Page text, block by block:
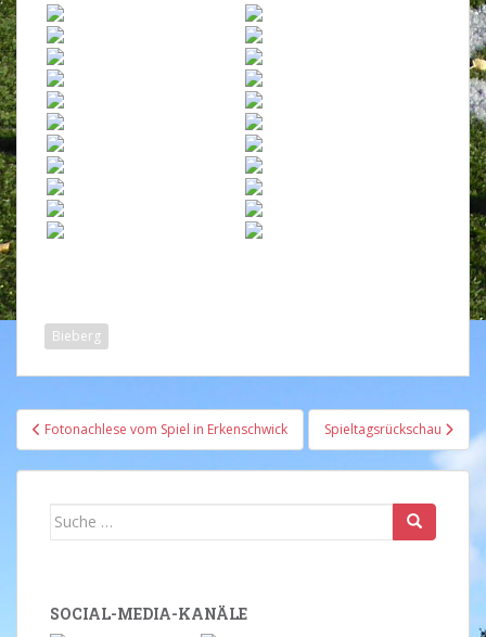
Bieberg
Beitragsnavigation
Fotonachlese vom Spiel in Erkenschwick Spieltagsrückschau
Suche
SOCIAL-MEDIA-KANÄLE